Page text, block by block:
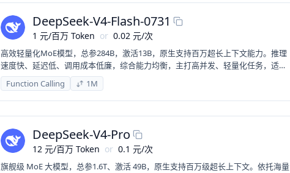
DeepSeek-V4-Flash-0731
1 元/百万 Token or 0.02 元/次
高效轻量化MoE模型，总参284B，激活13B，原生支持百万超长上下文能力。推理
速度快、延迟低、调用成本低廉，综合能力均衡，主打高并发、轻量化任务，适合
日常对话、内容创作、基础 RAG、批量文案处理等普惠刚需场景。
Function Calling 1M
DeepSeek-V4-Pro
12 元/百万 Token or 0.1 元/次
旗舰级 MoE 大模型，总参1.6T、激活 49B，原生支持百万级超长上下文。依托海量